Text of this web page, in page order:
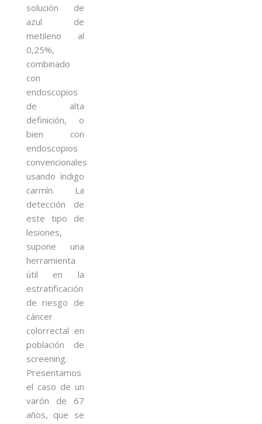
solución de
azul de
metileno al
0,25%,
combinado
con
endoscopios
de alta
definición, o
bien con
endoscopios
convencionales
usando índigo
carmín. La
detección de
este tipo de
lesiones,
supone una
herramienta
útil en la
estratificación
de riesgo de
cáncer
colorrectal en
población de
screening.
Presentamos
el caso de un
varón de 67
años, que se